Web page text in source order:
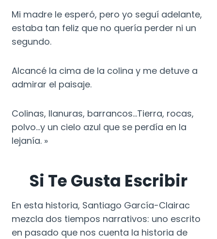
Mi madre le esperó, pero yo seguí adelante,
estaba tan feliz que no quería perder ni un
segundo.
Alcancé la cima de la colina y me detuve a
admirar el paisaje.
Colinas, llanuras, barrancos…Tierra, rocas,
polvo…y un cielo azul que se perdía en la
lejanía. »
Si Te Gusta Escribir
En esta historia, Santiago García-Clairac
mezcla dos tiempos narrativos: uno escrito
en pasado que nos cuenta la historia de